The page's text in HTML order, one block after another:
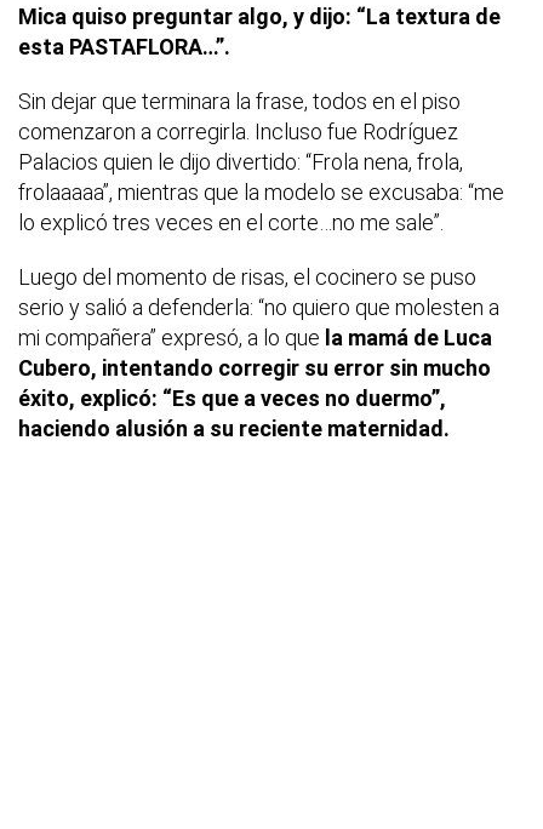
Mica quiso preguntar algo, y dijo: “La textura de
esta PASTAFLORA…”.
Sin dejar que terminara la frase, todos en el piso
comenzaron a corregirla. Incluso fue Rodríguez
Palacios quien le dijo divertido: “Frola nena, frola,
frolaaaaa”, mientras que la modelo se excusaba: “me
lo explicó tres veces en el corte…no me sale”.
Luego del momento de risas, el cocinero se puso
serio y salió a defenderla: “no quiero que molesten a
mi compañera” expresó, a lo que la mamá de Luca
Cubero, intentando corregir su error sin mucho
éxito, explicó: “Es que a veces no duermo”,
haciendo alusión a su reciente maternidad.